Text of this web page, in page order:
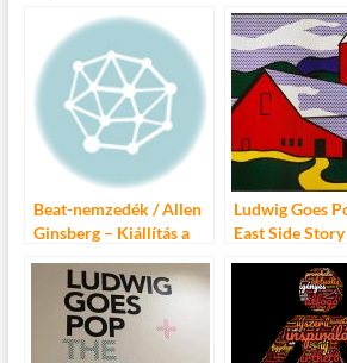
b
o
o
k
er
bl es
t
m
e
g
Beat-nemzedék / Allen
Ginsberg – Kiállítás a
Ludwig Goes
East Side Story